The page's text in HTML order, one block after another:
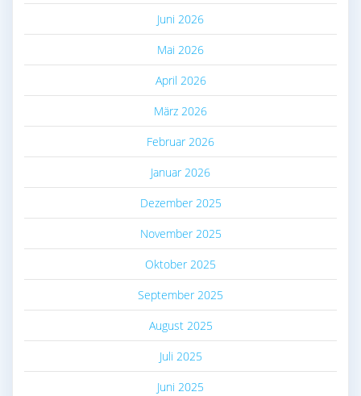
Juni 2026
Mai 2026
April 2026
März 2026
Februar 2026
Januar 2026
Dezember 2025
November 2025
Oktober 2025
September 2025
August 2025
Juli 2025
Juni 2025